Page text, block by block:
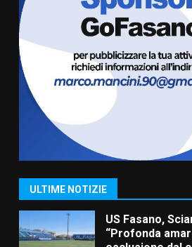
ULTIME NOTIZIE
Laureto
6 Agosto 2026
7
La magia del
prima assoluta
Belvedere. Il
6 Agosto 2026 06:15
1
“I Contestatori:
Rivoluzione”:
appuntamento
US Fasano,
“Profonda